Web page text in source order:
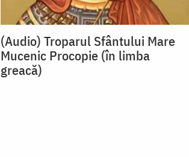
(Audio) Troparul Sfântului Mare
Mucenic Procopie (în limba
greacă)